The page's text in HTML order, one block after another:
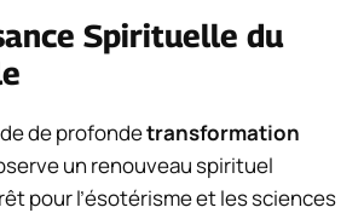
Spirituelle du
de profondetransformation
un renouveau spirituel
pour l’ésotérisme et les sciences